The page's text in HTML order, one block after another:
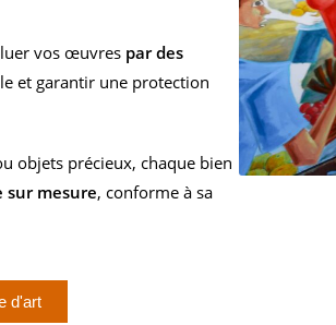
vos œuvres par des
et garantir une protection
objets précieux, chaque bien
sur mesure, conforme à sa
d'art